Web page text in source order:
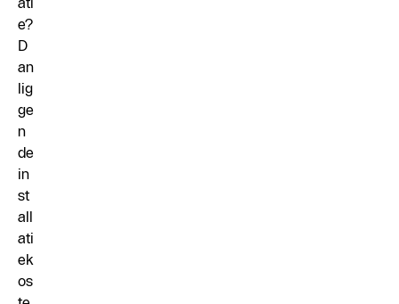
e?
D
an
lig
ge
n
de
in
st
all
ati
ek
os